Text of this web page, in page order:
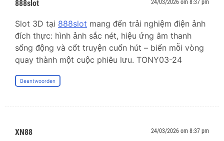
888slot 24/03/2026 om 8:37 pm
Slot 3D tại 888slot mang đến trải nghiệm điện ảnh
đích thực: hình ảnh sắc nét, hiệu ứng âm thanh
sống động và cốt truyện cuốn hút – biến mỗi vòng
quay thành một cuộc phiêu lưu. TONY03-24
Beantwoorden
XN88 24/03/2026 om 8:37 pm